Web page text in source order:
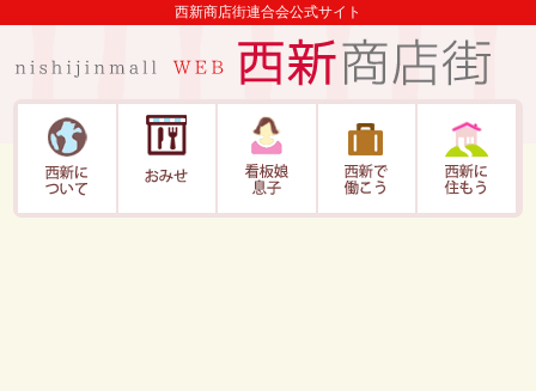
西新商店街連合会公式サイト